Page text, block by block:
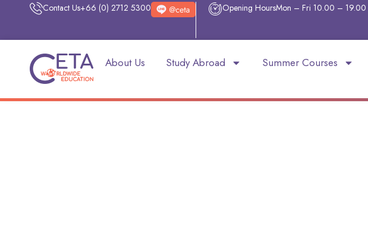
Contact Us+66 (0) 2712 5300 Opening HoursMon – Fri 10.00 – 19.00
About Us Study Abroad Summer Courses